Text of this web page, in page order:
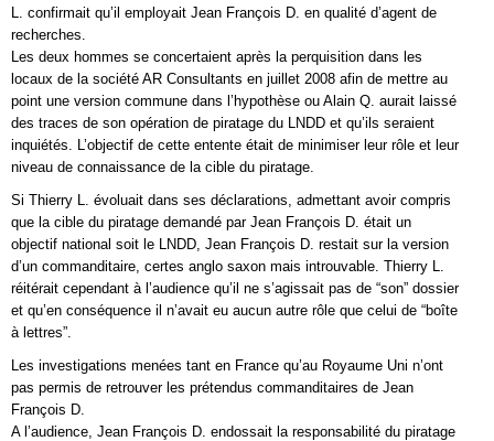
L. confirmait qu’il employait Jean François D. en qualité d’agent de
recherches.
Les deux hommes se concertaient après la perquisition dans les
locaux de la société AR Consultants en juillet 2008 afin de mettre au
point une version commune dans l’hypothèse ou Alain Q. aurait laissé
des traces de son opération de piratage du LNDD et qu’ils seraient
inquiétés. L’objectif de cette entente était de minimiser leur rôle et leur
niveau de connaissance de la cible du piratage.
Si Thierry L. évoluait dans ses déclarations, admettant avoir compris
que la cible du piratage demandé par Jean François D. était un
objectif national soit le LNDD, Jean François D. restait sur la version
d’un commanditaire, certes anglo saxon mais introuvable. Thierry L.
réitérait cependant à l’audience qu’il ne s’agissait pas de “son” dossier
et qu’en conséquence il n’avait eu aucun autre rôle que celui de “boîte
à lettres”.
Les investigations menées tant en France qu’au Royaume Uni n’ont
pas permis de retrouver les prétendus commanditaires de Jean
François D.
A l’audience, Jean François D. endossait la responsabilité du piratage